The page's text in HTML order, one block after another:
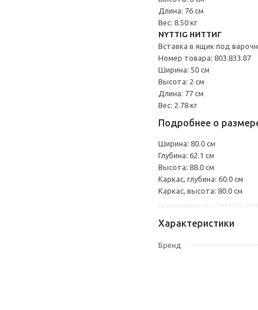
Длина: 76 см
Вес: 8.50 кг
NYTTIG НИТТИГ
Вставка в ящик под
Номер товара: 803.833.87
Ширина: 50 см
Высота: 2 см
Длина: 77 см
Вес: 2.78 кг
Подробнее о
Ширина: 80.0 см
Глубина: 62.1 см
Высота: 88.0 см
Каркас, глубина: 60.0 см
Каркас, высота: 80.0 см
Характеристики
Бренд